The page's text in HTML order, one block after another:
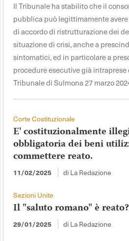
Il Tribunale ha stabilito che il
pubblica può legittimamente
di accordo di ristrutturazione dei
situazione di crisi, anche a
sintomatici, ed in particolare a
procedure esecutive già
Tribunale di Sulmona 27 marzo
Corte Costituzionale
E' costituzionalmente
obbligatoria dei beni
commettere reato.
11/02/2025 di La Redazione
Sezioni Unite
Il "saluto romano" è reato?
29/01/2025 di La Redazione